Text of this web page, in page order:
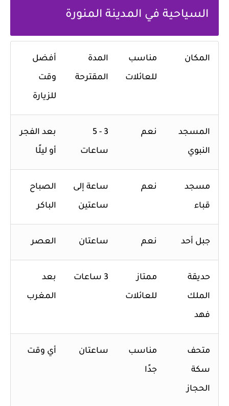
السياحية في المدينة المنورة
المكان مناسب
للعائلات
المدة
المقترحة
أفضل
وقت
للزيارة
المسجد
النبوي
نعم 3 - 5
ساعات
بعد الفجر
أو ليلًا
مسجد
قباء
نعم ساعة إلى
ساعتين
الصباح
الباكر
جبل أحد نعم ساعتان العصر
حديقة
الملك
فهد
ممتاز
للعائلات
3 ساعات بعد
المغرب
متحف
سكة
الحجاز
مناسب
جدًا
ساعتان أي وقت